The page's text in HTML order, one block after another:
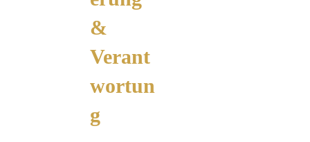
&
Verant
wortun
g